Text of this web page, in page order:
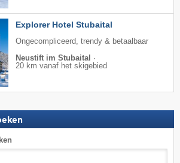
Explorer Hotel Stubaital
Ongecompliceerd, trendy & betaalbaar
Neustift im Stubaital ·
20 km vanaf het skigebied